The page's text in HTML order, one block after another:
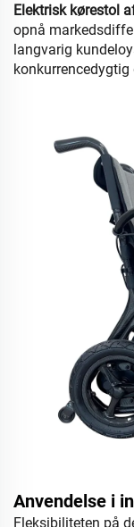
Elektrisk kørestol
opnå
langvarig
Anvendelse i
Fleksibiliteten på